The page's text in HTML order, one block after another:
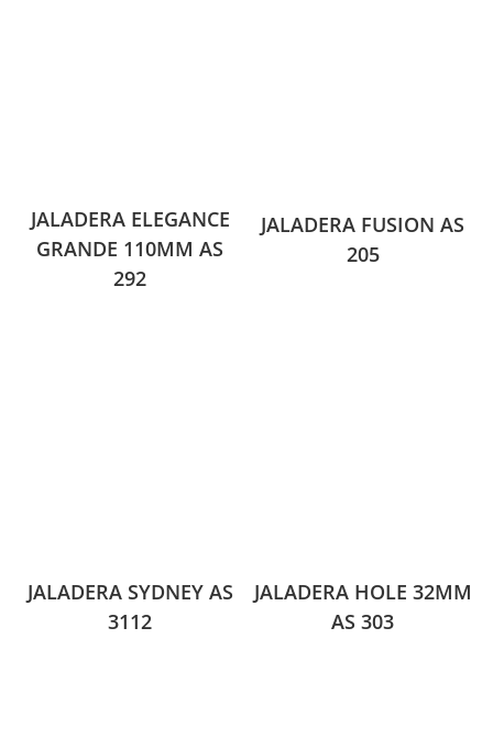
JALADERA ELEGANCE
GRANDE 110MM AS
292
JALADERA FUSION AS
205
JALADERA SYDNEY AS
3112
JALADERA HOLE 32MM
AS 303